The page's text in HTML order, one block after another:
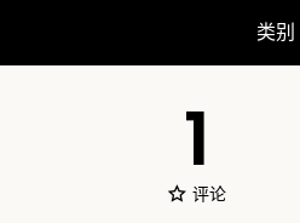
类别
1
评论